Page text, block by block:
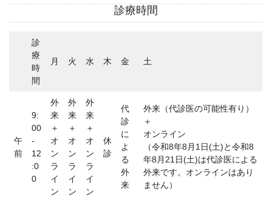
診療時間
診
療
時
間
月 火 水 木 金 土
午
前
9:
00
-
12
:0
0
外
来
＋
オ
ン
ラ
イ
ン
外
来
＋
オ
ン
ラ
イ
ン
外
来
＋
オ
ン
ラ
イ
ン
休
診
代
診
に
よ
る
外
来
外来（代診医の可能性有り）
＋
オンライン
（令和8年8月1日(土)と令和8
年8月21日(土)は代診医による
外来です。オンラインはあり
ません）